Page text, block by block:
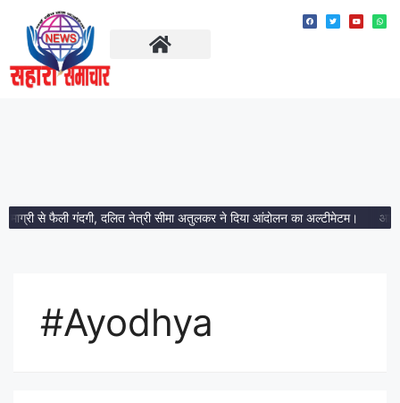
से फैली गंदगी, दलित नेत्री सीमा अतुलकर ने दिया आंदोलन का अल्टीमेटम। आमला में
#Ayodhya